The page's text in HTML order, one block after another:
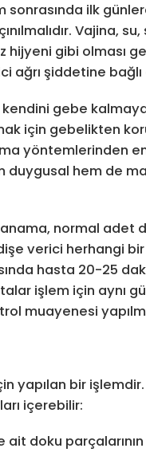
ilk
Vajina,
hijyeni gibi olması
ağrı şiddetine
gebe
için gebelikten
yöntemlerinden
duygusal hem de
normal adet
verici herhangi
hasta 20-25
işlem için aynı
muayenesi
bir işlemdir.
içerebilir:
doku